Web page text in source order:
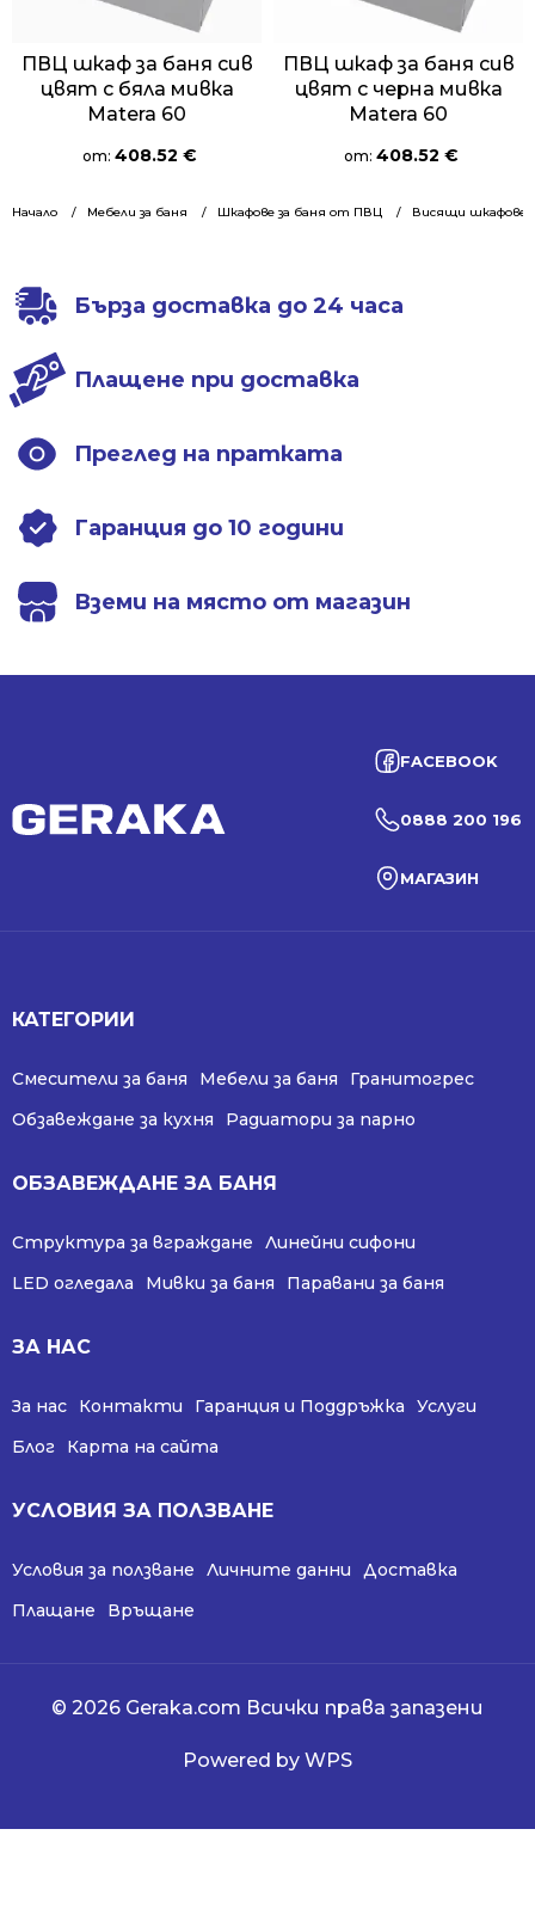
Начало Мебели за баня Шкафове за баня от ПВЦ Висящи шкафове
ПВЦ шкаф за баня сив
цвят с бяла мивка
Matera 60
от: 408.52 €
ПВЦ шкаф за баня сив
цвят с черна мивка
Matera 60
от: 408.52 €
Бърза доставка до 24 часа
Плащене при доставка
Преглед на пратката
Гаранция до 10 години
Вземи на място от магазин
FACEBOOK
0888 200 196
МАГАЗИН
КАТЕГОРИИ
Смесители за баня Мебели за баня
Гранитогрес
Обзавеждане за кухня
Радиатори за парно
ОБЗАВЕЖДАНЕ ЗА БАНЯ
Структура за вграждане
Линейни сифони
LED огледала
Мивки за баня Паравани за баня
ЗА НАС
За нас Контакти Гаранция и Поддръжка
Услуги
Блог
Карта на сайта
УСЛОВИЯ ЗА ПОЛЗВАНЕ
Условия за ползване Личните данни
Доставка
Плащане
Връщане
© 2026 Geraka.com Всички права запазени
Powered by WPS